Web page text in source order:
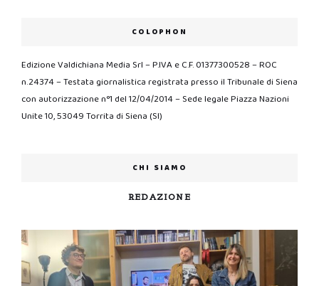
COLOPHON
Edizione Valdichiana Media Srl – P.IVA e C.F. 01377300528 – ROC
n.24374 – Testata giornalistica registrata presso il Tribunale di Siena
con autorizzazione n°1 del 12/04/2014 – Sede legale Piazza Nazioni
Unite 10, 53049 Torrita di Siena (SI)
CHI SIAMO
REDAZIONE